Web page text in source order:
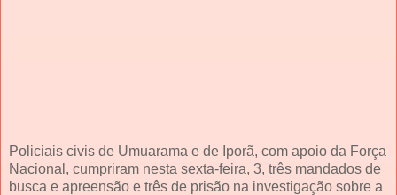
Policiais civis de Umuarama e de Iporã, com apoio da Força
Nacional, cumpriram nesta sexta-feira, 3, três mandados de
busca e apreensão e três de prisão na investigação sobre a